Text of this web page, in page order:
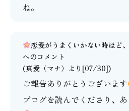
ね。
恋愛がうまくいかない時ほど
へのコメント
(真愛（マナ） より[07/30])
ご報告ありがとうございます
ブログを読んでくださり、